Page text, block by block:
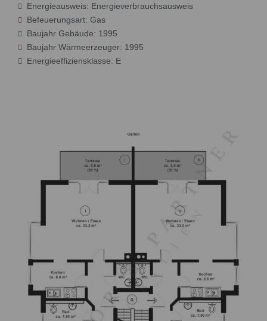
Energieausweis: Energieverbrauchsausweis
Befeuerungsart: Gas
Baujahr Gebäude: 1995
Baujahr Wärmeerzeuger: 1995
Energieeffiziensklasse: E